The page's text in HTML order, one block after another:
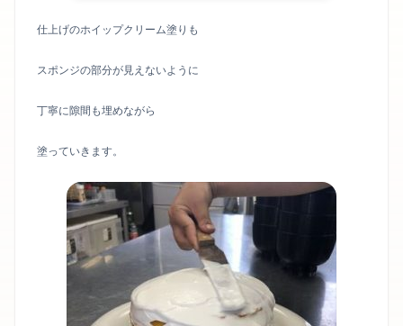
仕上げのホイップクリーム塗りも
スポンジの部分が見えないように
丁寧に隙間も埋めながら
塗っていきます。